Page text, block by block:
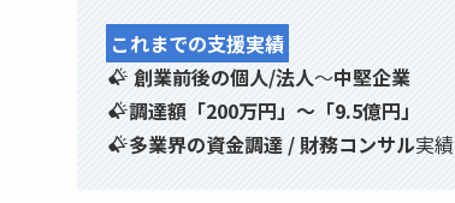
これまでの支援実績
創業前後の個人/法人〜中堅企業
調達額「200万円」〜「9.5億円」
多業界の資金調達 / 財務コンサル実績